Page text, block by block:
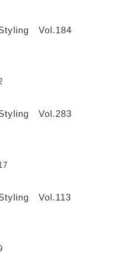
Styling Vol.184
Styling Vol.283
Vol.113